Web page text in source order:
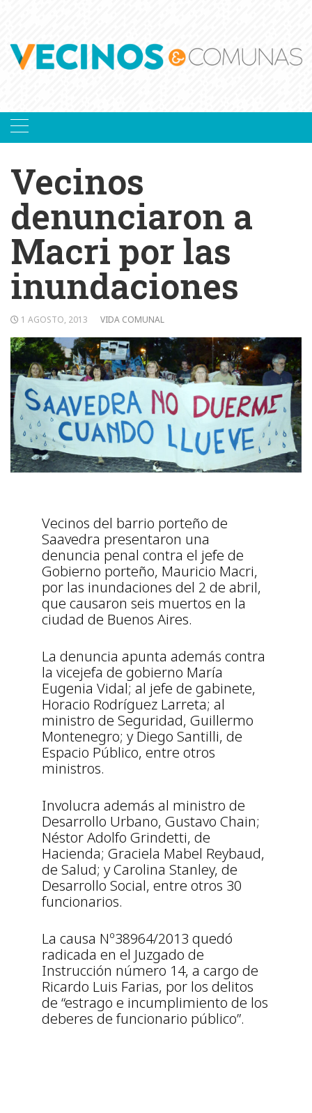
Vecinos
denunciaron a
Macri por las
inundaciones
1 AGOSTO, 2013 VIDA COMUNAL
Vecinos del barrio porteño de
Saavedra presentaron una
denuncia penal contra el jefe de
Gobierno porteño, Mauricio Macri,
por las inundaciones del 2 de abril,
que causaron seis muertos en la
ciudad de Buenos Aires.
La denuncia apunta además contra
la vicejefa de gobierno María
Eugenia Vidal; al jefe de gabinete,
Horacio Rodríguez Larreta; al
ministro de Seguridad, Guillermo
Montenegro; y Diego Santilli, de
Espacio Público, entre otros
ministros.
Involucra además al ministro de
Desarrollo Urbano, Gustavo Chain;
Néstor Adolfo Grindetti, de
Hacienda; Graciela Mabel Reybaud,
de Salud; y Carolina Stanley, de
Desarrollo Social, entre otros 30
funcionarios.
La causa Nº38964/2013 quedó
radicada en el Juzgado de
Instrucción número 14, a cargo de
Ricardo Luis Farias, por los delitos
de “estrago e incumplimiento de los
deberes de funcionario público”.